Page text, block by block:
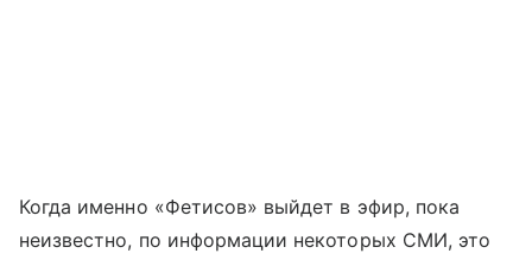
Когда именно «Фетисов» выйдет в эфир, пока
неизвестно, по информации некоторых СМИ, это